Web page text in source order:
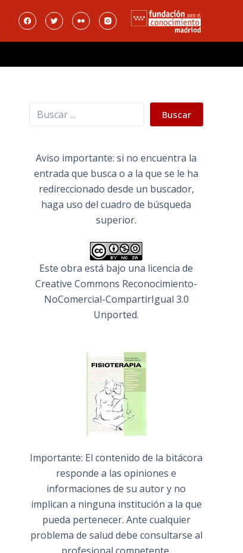
Buscar Buscar
Aviso importante: si no encuentra la
entrada que busca o a la que se le ha
redireccionado desde un buscador,
haga uso del cuadro de búsqueda
superior.
Este obra está bajo una licencia de
Creative Commons Reconocimiento-
NoComercial-CompartirIgual 3.0
Unported.
Importante: El contenido de la bitácora
responde a las opiniones e
informaciones de su autor y no
implican a ninguna institución a la que
pueda pertenecer. Ante cualquier
problema de salud debe consultarse al